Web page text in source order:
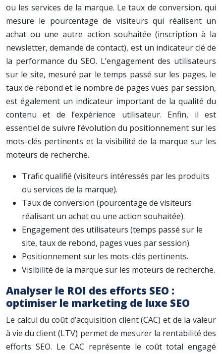
ou les services de la marque. Le taux de conversion, qui
mesure le pourcentage de visiteurs qui réalisent un
achat ou une autre action souhaitée (inscription à la
newsletter, demande de contact), est un indicateur clé de
la performance du SEO. L’engagement des utilisateurs
sur le site, mesuré par le temps passé sur les pages, le
taux de rebond et le nombre de pages vues par session,
est également un indicateur important de la qualité du
contenu et de l’expérience utilisateur. Enfin, il est
essentiel de suivre l’évolution du positionnement sur les
mots-clés pertinents et la visibilité de la marque sur les
moteurs de recherche.
Trafic qualifié (visiteurs intéressés par les produits
ou services de la marque).
Taux de conversion (pourcentage de visiteurs
réalisant un achat ou une action souhaitée).
Engagement des utilisateurs (temps passé sur le
site, taux de rebond, pages vues par session).
Positionnement sur les mots-clés pertinents.
Visibilité de la marque sur les moteurs de recherche.
Analyser le ROI des efforts SEO :
optimiser le marketing de luxe SEO
Le calcul du coût d’acquisition client (CAC) et de la valeur
à vie du client (LTV) permet de mesurer la rentabilité des
efforts SEO. Le CAC représente le coût total engagé